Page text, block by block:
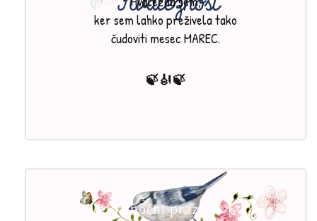
ker sem lahko preživela tako
čudoviti mesec MAREC.
🍃🎻🍃
Velikonočni prazniki 🍃